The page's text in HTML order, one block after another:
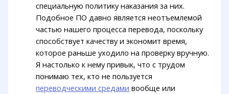
специальную политику наказания за них.
Подобное ПО давно является неотъемлемой
частью нашего процесса перевода, поскольку
способствует качеству и экономит время,
которое раньше уходило на проверку вручную.
Я настолько к нему привык, что с трудом
понимаю тех, кто не пользуется
переводческими средами вообще или